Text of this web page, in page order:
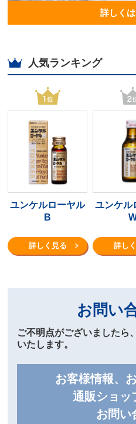
詳しく
人気ランキング
ユンケルローヤル
B
詳しく見る
ユンケル
詳し
お問い
ご不明点がございましたら
いたします。
お客様情報、
通販ショッ
お問い